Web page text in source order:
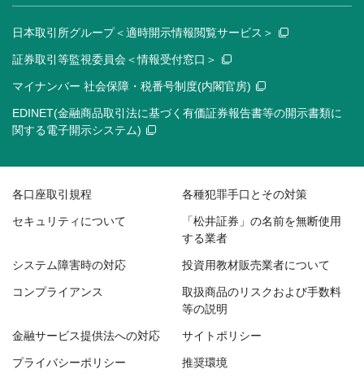
日本取引所グループ＜適時開示情報閲覧サービス＞
証券取引等監視委員会＜情報受付窓口＞
マイナンバー 社会保障・税番号制度(内閣官房)
EDINET(金融商品取引法に基づく有価証券報告書等の開示書類に
関する電子開示システム)
各口座取引規程 各種犯罪手口とその対策
セキュリティについて
「松井証券」の名前を無断使用
する業者
システム障害時の対応 投資用教材販売業者について
コンプライアンス
取扱商品のリスクおよび手数料
等の説明
金融サービス提供法への対応 サイトポリシー
プライバシーポリシー 推奨環境